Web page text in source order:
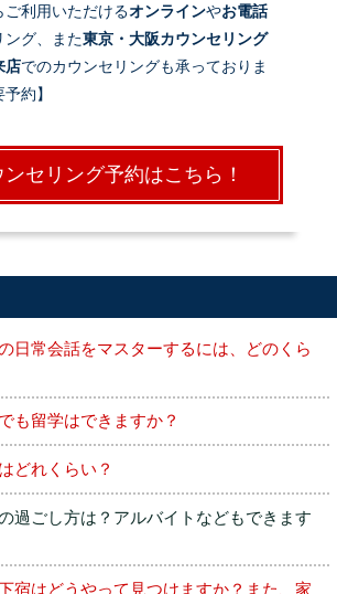
ご利用いただけるオンラインやお電話
ング、また東京・大阪カウンセリング
店でのカウンセリングも承っておりま
約】
ンセリング予約はこちら！
日常会話をマスターするには、どのくら
も留学はできますか？
どれくらい？
過ごし方は？アルバイトなどもできます
宿はどうやって見つけますか？また、家